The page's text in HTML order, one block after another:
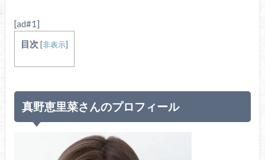
[ad#1]
目次 [非表示]
真野恵里菜さんのプロフィール